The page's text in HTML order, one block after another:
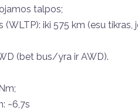
talpos;
iki 575 km (esu
(bet bus/yra ir AWD).
~6,7s